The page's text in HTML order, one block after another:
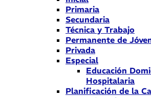
Primaria
Secundaria
Técnica y Trabajo
Permanente de
Privada
Especial
Educación
Hospitalaria
Planificación de la